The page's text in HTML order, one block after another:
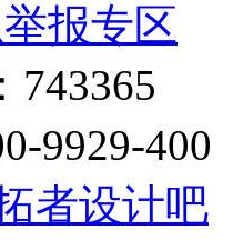
报专区
743365
9929-400
者设计吧